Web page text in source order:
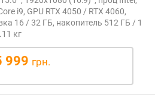
i9, GPU RTX 4050 / RTX 4060,
16 / 32 ГБ, накопитель 512 ГБ / 1
кг
999 грн.